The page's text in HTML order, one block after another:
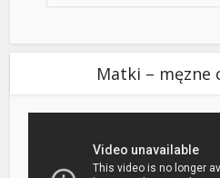
Matki – męzne